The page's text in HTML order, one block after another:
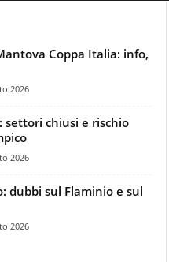
Coppa Italia: info,
2026
settori chiusi e rischio
2026
dubbi sul Flaminio e sul
2026